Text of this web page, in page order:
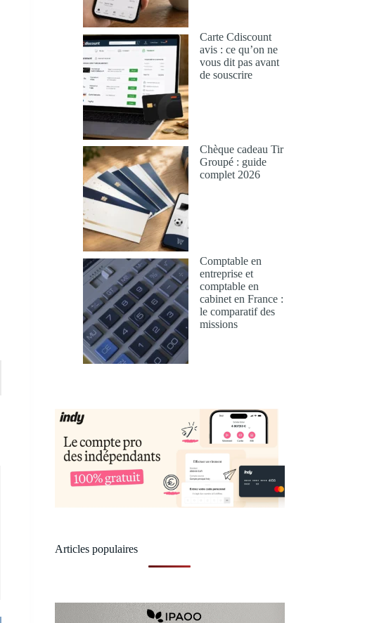
Carte Cdiscount
avis : ce qu’on ne
vous dit pas avant
de souscrire
Chèque cadeau Tir
Groupé : guide
complet 2026
Comptable en
entreprise et
comptable en
cabinet en France :
le comparatif des
missions
Articles populaires